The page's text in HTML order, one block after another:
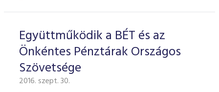
Együttműködik a BÉT és az
Önkéntes Pénztárak Országos
Szövetsége
2016. szept. 30.